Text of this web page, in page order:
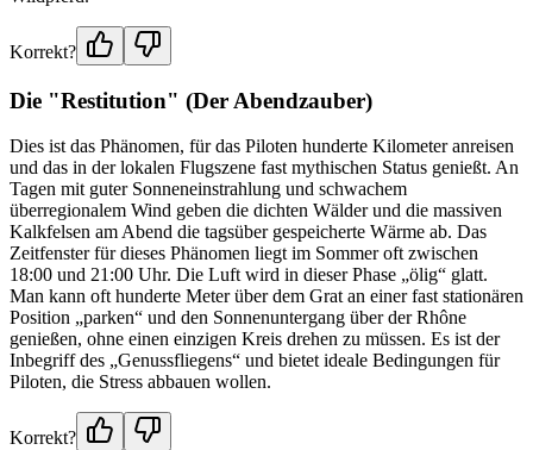
Korrekt?
Die "Restitution" (Der Abendzauber)
Dies ist das Phänomen, für das Piloten hunderte Kilometer anreisen
und das in der lokalen Flugszene fast mythischen Status genießt. An
Tagen mit guter Sonneneinstrahlung und schwachem
überregionalem Wind geben die dichten Wälder und die massiven
Kalkfelsen am Abend die tagsüber gespeicherte Wärme ab. Das
Zeitfenster für dieses Phänomen liegt im Sommer oft zwischen
18:00 und 21:00 Uhr. Die Luft wird in dieser Phase „ölig“ glatt.
Man kann oft hunderte Meter über dem Grat an einer fast stationären
Position „parken“ und den Sonnenuntergang über der Rhône
genießen, ohne einen einzigen Kreis drehen zu müssen. Es ist der
Inbegriff des „Genussfliegens“ und bietet ideale Bedingungen für
Piloten, die Stress abbauen wollen.
Korrekt?